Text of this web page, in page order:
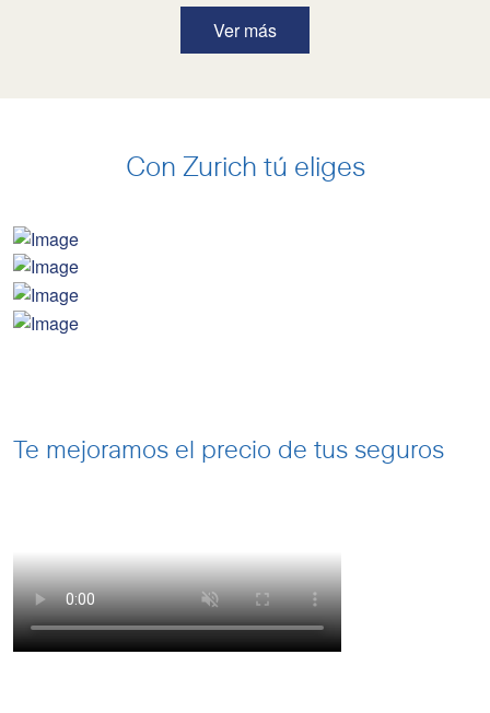
Ver más
Con Zurich tú eliges
Te mejoramos el precio de tus seguros